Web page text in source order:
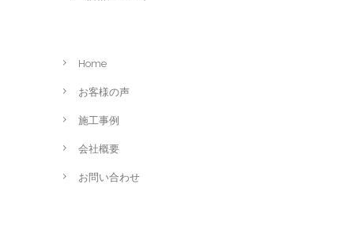
Home
お客様の声
施工事例
会社概要
お問い合わせ